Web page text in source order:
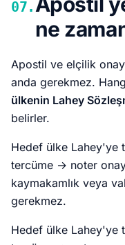
07.
ne
Apostil ve elçilik
anda gerekmez.
ülkenin Lahey
belirler.
Hedef ülke Lahey'ye
tercüme → noter
kaymakamlık veya
gerekmez.
Hedef ülke Lahey'ye